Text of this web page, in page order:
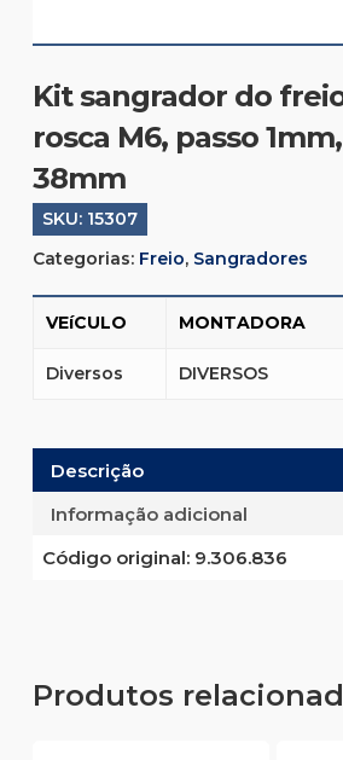
Kit sangrador do
rosca M6, passo
38mm
SKU: 15307
Categorias: Freio, Sangradores
VEíCULO MONTADORA
Diversos DIVERSOS
Descrição
Informação adicional
Código original:9.306.836
Produtos